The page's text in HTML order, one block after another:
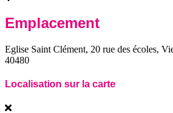
Emplacement
Eglise Saint Clément, 20 rue des écoles,
40480
Localisation sur la carte